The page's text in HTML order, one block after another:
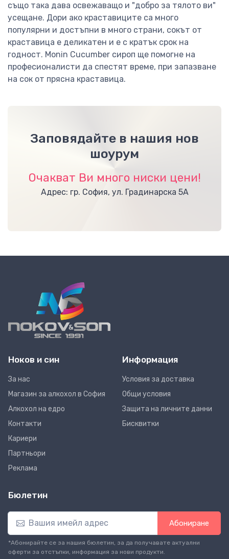
също така дава освежаващо и "добро за тялото ви"
усещане. Дори ако краставиците са много
популярни и достъпни в много страни, сокът от
краставица е деликатен и е с кратък срок на
годност. Monin Cucumber сироп ще помогне на
професионалисти да спестят време, при запазване
на сок от прясна краставица.
Заповядайте в нашия нов
шоурум
Очакват Ви много ниски цени!
Адрес: гр. София, ул. Градинарска 5А
Ноков и син
За нас
Магазин за алкохол в София
Алкохол на едро
Контакти
Кариери
Партньори
Реклама
Информация
Условия за доставка
Общи условия
Защита на личните данни
Бисквитки
Бюлетин
Абониране
*Абонирайте се за нашия бюлетин, за да получавате актуални
оферти за отстъпки, информация за нови продукти.